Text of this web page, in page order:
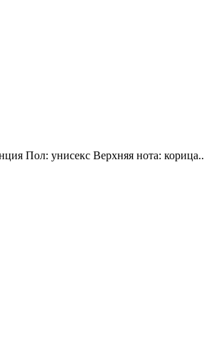
Пол: унисекс Верхняя нота: корица..